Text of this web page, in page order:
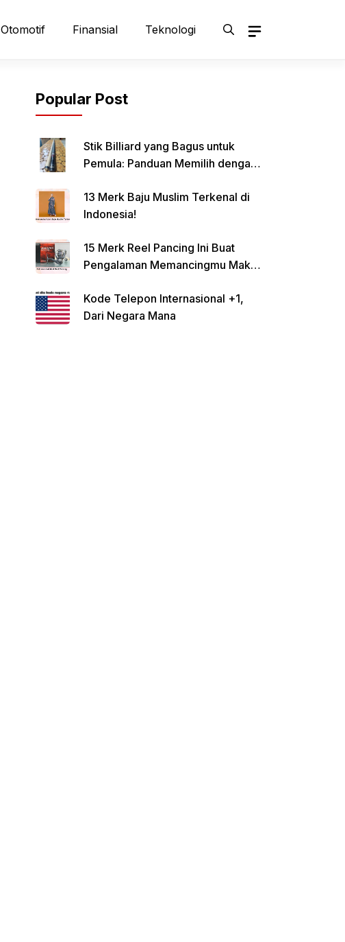
Otomotif Finansial Teknologi
Popular Post
Stik Billiard yang Bagus untuk
Pemula: Panduan Memilih dengan
13 Merk Baju Muslim Terkenal di
Indonesia!
15 Merk Reel Pancing Ini Buat
Pengalaman Memancingmu Makin
Kode Telepon Internasional +1,
Dari Negara Mana